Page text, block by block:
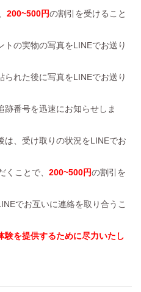
200~500円の割引を受けること
の実物の写真をLINEでお送り
れた後に写真をLINEでお送り
番号を迅速にお知らせしま
、受け取りの状況をLINEでお
ことで、 200~500円の割引を
でお互いに連絡を取り合うこ
験を提供するために尽力いたし